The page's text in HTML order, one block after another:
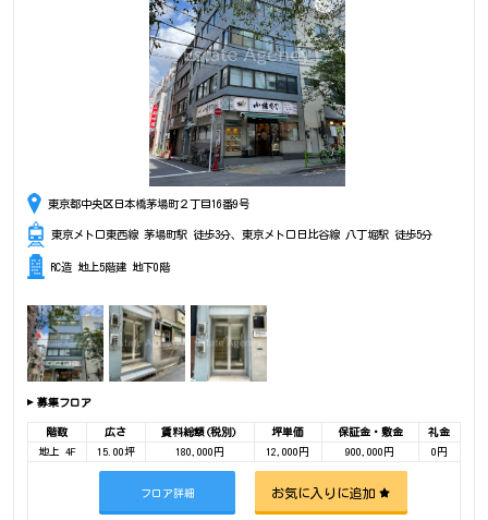
東京都中央区日本橋茅場町２丁目16番9号
東京メトロ東西線 茅場町駅 徒歩3分、東京メトロ日比谷線 八丁堀駅 徒歩5分
RC造 地上5階建 地下0階
募集フロア
階数 広さ 賃料総額(税別) 坪単価 保証金・敷金
礼金
地上 4F
15.00坪 180,000円 12,000円 900,000円 0円
フロア詳細 お気に入りに追加